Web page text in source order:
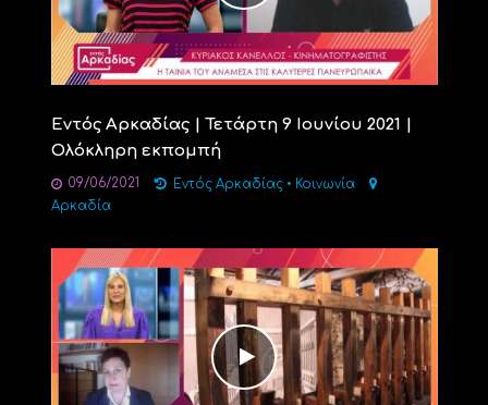
Εντός Αρκαδίας | Τετάρτη 9 Ιουνίου 2021 |
Ολόκληρη εκπομπή
09/06/2021 Εντός Αρκαδίας • Κοινωνία
Αρκαδία